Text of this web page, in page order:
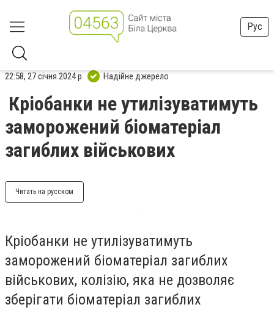
Рус
22:58, 27 січня 2024 р. Надійне джерело
Кріобанки не утилізуватимуть
заморожений біоматеріал
загиблих військових
Читать на русском
Кріобанки не утилізуватимуть
заморожений біоматеріал загиблих
військових, колізію, яка не дозволяє
зберігати біоматеріал загиблих